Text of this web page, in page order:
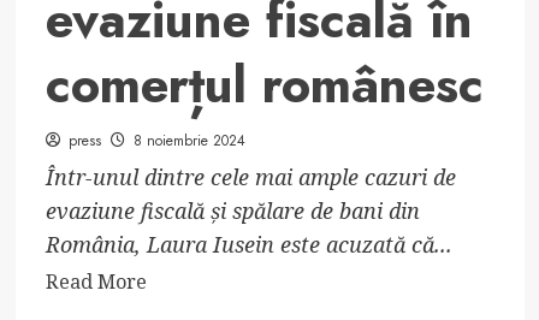
evaziune fiscală în
comerțul românesc
press 8 noiembrie 2024
Într-unul dintre cele mai ample cazuri de
evaziune fiscală și spălare de bani din
România, Laura Iusein este acuzată că...
Read MoreRead